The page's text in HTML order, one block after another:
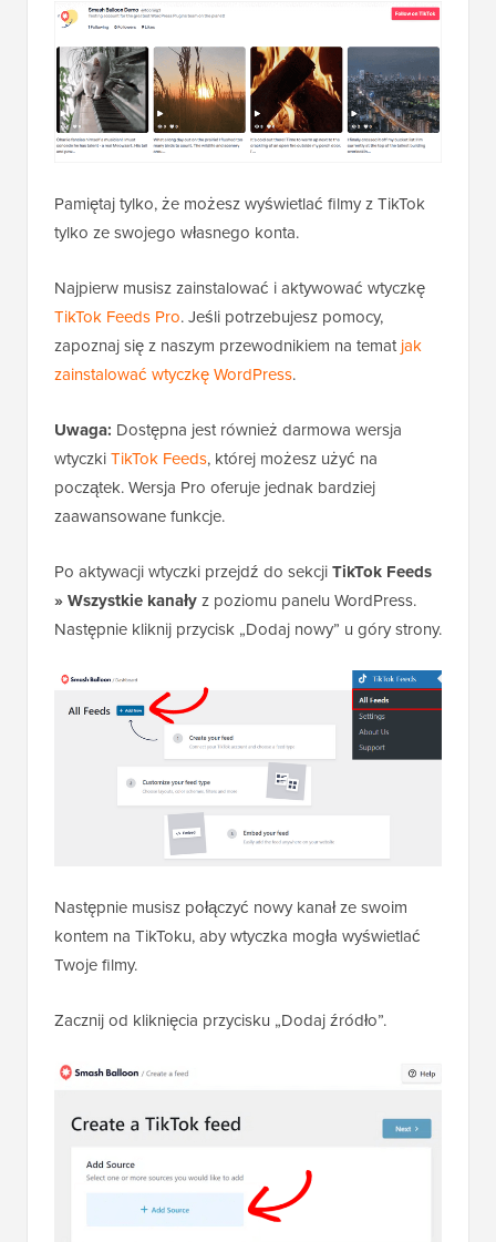
Pamiętaj tylko, że możesz wyświetlać filmy z TikTok
tylko ze swojego własnego konta.
Najpierw musisz zainstalować i aktywować wtyczkę
TikTok Feeds Pro. Jeśli potrzebujesz pomocy,
zapoznaj się z naszym przewodnikiem na tematjak
zainstalować wtyczkę WordPress.
Uwaga: Dostępna jest również darmowa wersja
wtyczkiTikTok Feeds, której możesz użyć na
początek. Wersja Pro oferuje jednak bardziej
zaawansowane funkcje.
Po aktywacji wtyczki przejdź do sekcjiTikTok Feeds
» Wszystkie kanałyz poziomu panelu WordPress.
Następnie kliknij przycisk „Dodaj nowy” u góry strony.
Następnie musisz połączyć nowy kanał ze swoim
kontem na TikToku, aby wtyczka mogła wyświetlać
Twoje filmy.
Zacznij od kliknięcia przycisku „Dodaj źródło”.